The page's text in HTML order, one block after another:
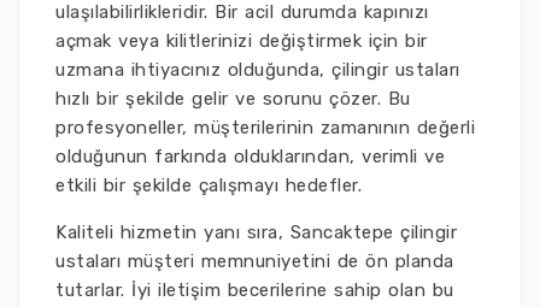
ulaşılabilirlikleridir. Bir acil durumda kapınızı
açmak veya kilitlerinizi değiştirmek için bir
uzmana ihtiyacınız olduğunda, çilingir ustaları
hızlı bir şekilde gelir ve sorunu çözer. Bu
profesyoneller, müşterilerinin zamanının değerli
olduğunun farkında olduklarından, verimli ve
etkili bir şekilde çalışmayı hedefler.
Kaliteli hizmetin yanı sıra, Sancaktepe çilingir
ustaları müşteri memnuniyetini de ön planda
tutarlar. İyi iletişim becerilerine sahip olan bu